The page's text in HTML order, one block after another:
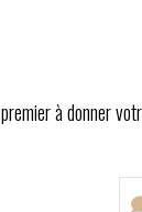
à donner